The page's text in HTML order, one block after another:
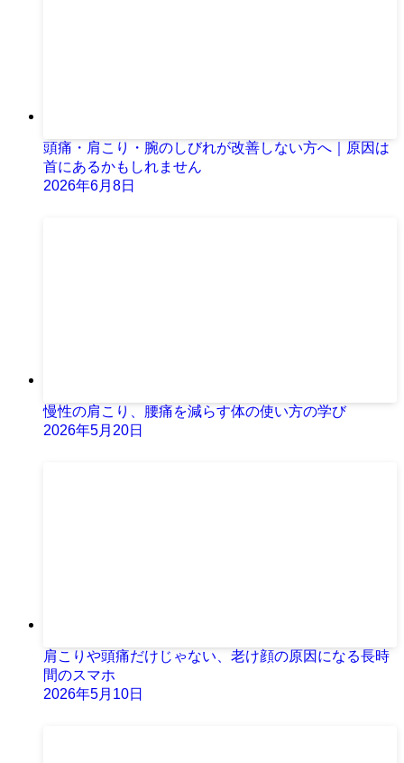
頭痛・肩こり・腕のしびれが改善しない方へ｜原因は
首にあるかもしれません
2026年6月8日
慢性の肩こり、腰痛を減らす体の使い方の学び
2026年5月20日
肩こりや頭痛だけじゃない、老け顔の原因になる長時
間のスマホ
2026年5月10日